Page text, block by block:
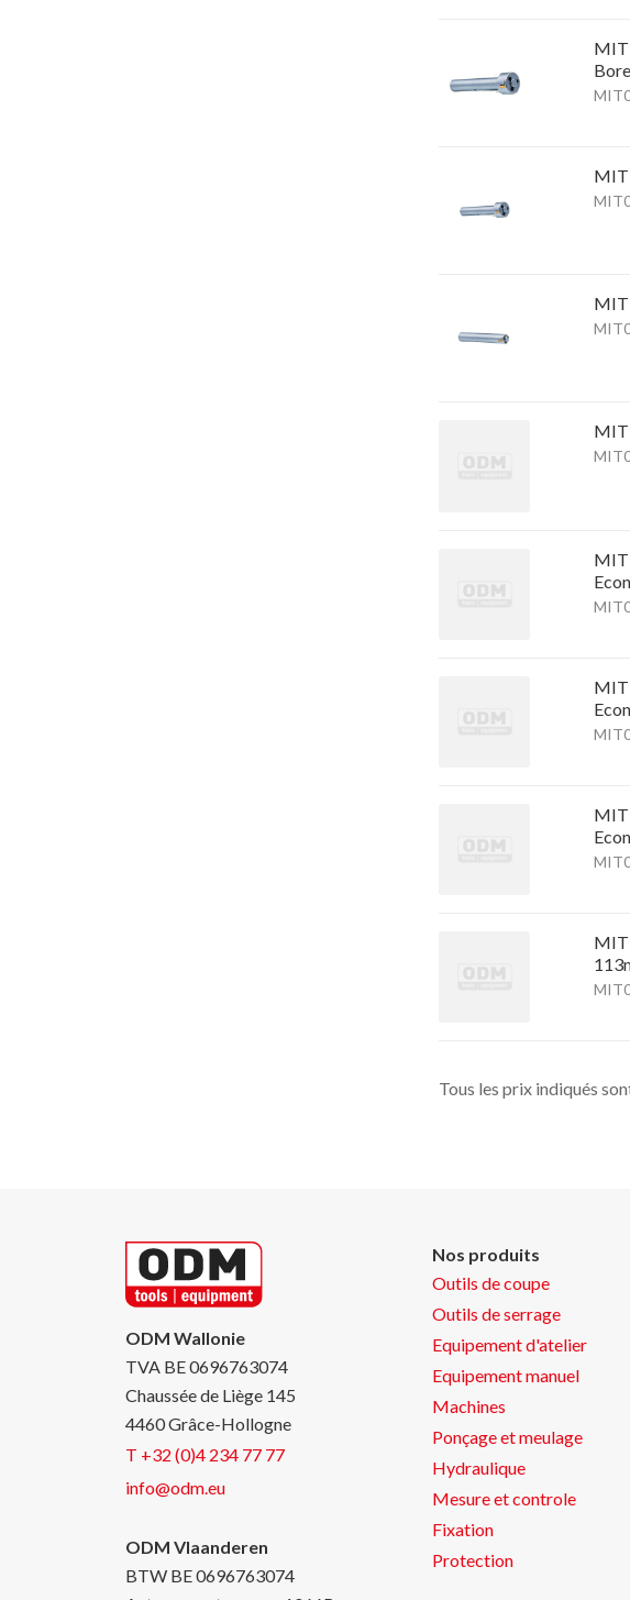
Tous les prix indiqués
ODM Wallonie
TVA BE 0696763074
Chaussée de Liège 145
4460 Grâce-Hollogne
T +32 (0)4 234 77 77
info@odm.eu
ODM Vlaanderen
BTW BE 0696763074
Nos produits
Outils de coupe
Outils de serrage
Equipement d'atelier
Equipement manuel
Machines
Ponçage et meulage
Hydraulique
Mesure et controle
Fixation
Protection